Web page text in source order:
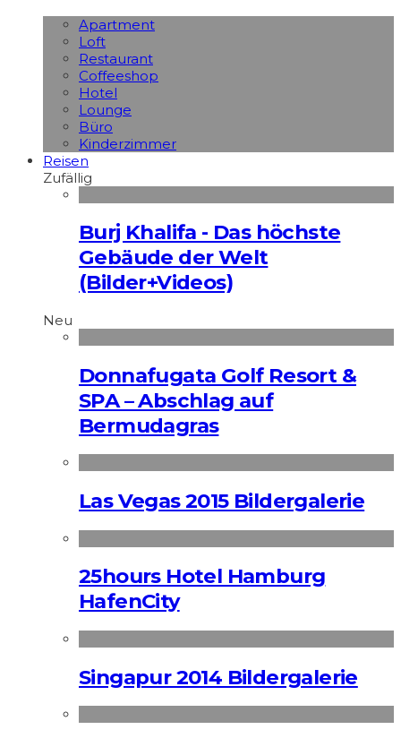
Apart­ment
Loft
Restaurant
Coffeeshop
Hotel
Lounge
Büro
Kinderzimmer
Reisen
Zufällig
Burj Khalifa - Das höchste
Gebäude der Welt
(Bilder+Videos)
Neu
Donnafugata Golf Resort &
SPA – Abschlag auf
Bermudagras
Las Vegas 2015 Bildergalerie
25hours Hotel Hamburg
HafenCity
Singapur 2014 Bildergalerie